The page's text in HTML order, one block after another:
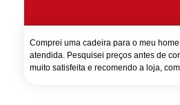
Comprei uma cadeira para o meu
atendida. Pesquisei preços antes de
muito satisfeita e recomendo a loja,